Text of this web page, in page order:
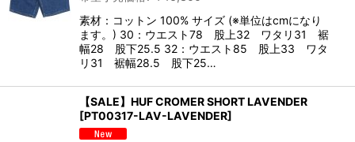
素材：コットン 100% サイズ (※単位はcmになり
ます。) 30：ウエスト78 股上32 ワタリ31 裾
幅28 股下25.5 32：ウエスト85 股上33 ワタ
リ31 裾幅28.5 股下25…
【SALE】HUF CROMER SHORT LAVENDER
[PT00317-LAV-LAVENDER]